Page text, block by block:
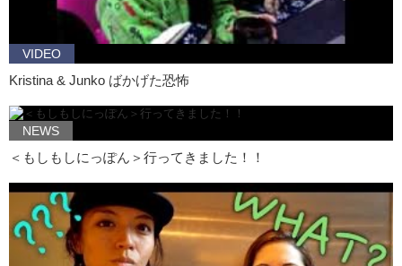
Alright, we will see you next time with this longboarding session.
Junko: Bye!
VIDEO
Kristina & Junko ばかげた恐怖
NEWS
＜もしもしにっぽん＞行ってきました！！